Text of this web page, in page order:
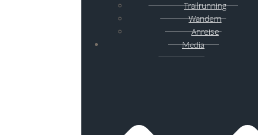
Trailrunning
Wandern
Anreise
Media